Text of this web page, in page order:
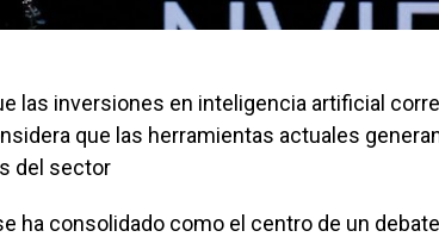
las inversiones en inteligencia artificial
que las herramientas actuales
del sector
ha consolidado como el centro de un debate